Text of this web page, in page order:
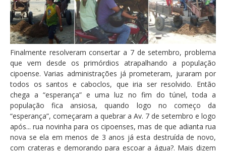
Finalmente resolveram consertar a 7 de setembro, problema
que vem desde os primórdios atrapalhando a população
cipoense. Varias administrações já prometeram, juraram por
todos os santos e caboclos, que iria ser resolvido. Então
chega a “esperança” e uma luz no fim do túnel, toda a
população fica ansiosa, quando logo no começo da
“esperança”, começaram a quebrar a Av. 7 de setembro e logo
após... rua novinha para os cipoenses, mas de que adianta rua
nova se ela em menos de 3 anos já esta destruída de novo,
com crateras e demorando para escoar a água?. Mais dizem